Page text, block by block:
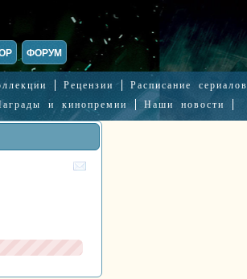
ФОРУМ
Рецензии
Расписание сериалов
и кинопремии Наши новости